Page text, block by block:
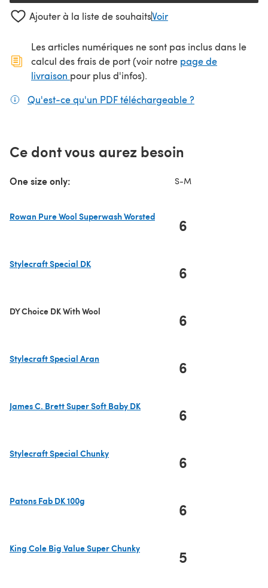
Ajouter à la liste de souhaitsVoir
Les articles numériques ne sont pas inclus dans le
calcul des frais de port (voir notre page de
livraison (s'ouvre dans un nouvel onglet)
pour plus d'infos).
Qu'est-ce qu'un PDF téléchargeable ?
Ce dont vous aurez besoin
One size only: S-M
Rowan Pure Wool Superwash Worsted
6
Stylecraft Special DK
6
DY Choice DK With Wool 6
Stylecraft Special Aran
6
James C. Brett Super Soft Baby DK
6
Stylecraft Special Chunky
6
Patons Fab DK 100g
6
King Cole Big Value Super Chunky
5